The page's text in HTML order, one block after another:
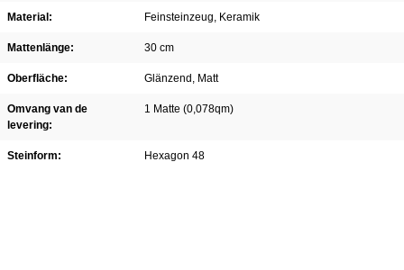
Material: Feinsteinzeug, Keramik
Mattenlänge: 30 cm
Oberfläche: Glänzend , Matt
Omvang van de
levering:
1 Matte (0,078qm)
Steinform: Hexagon 48